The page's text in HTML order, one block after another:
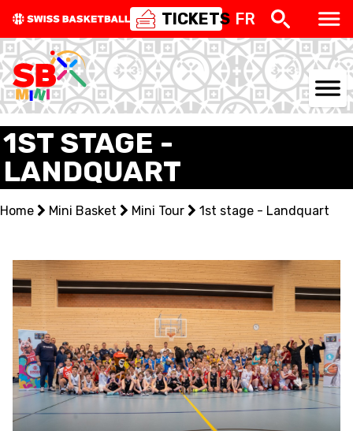
TICKETS FR
NATIONAL TEAMS
CENTRE NATIONAL
NATIONAL COMPETITIONS
3X3
YOUTH
MINI BASKET
FORMATION
1ST STAGE -
LANDQUART
Home Mini Basket Mini Tour 1st stage - Landquart